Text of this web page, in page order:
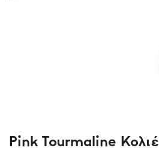
Pink Tourmaline Κολιέ